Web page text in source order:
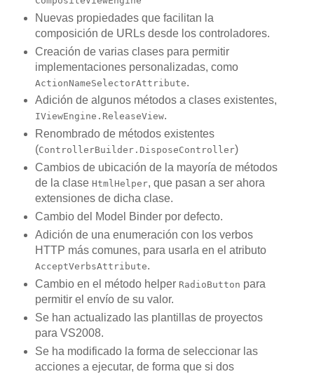
Nuevas propiedades que facilitan la
composición de URLs desde los controladores.
Creación de varias clases para permitir
implementaciones personalizadas, como
ActionNameSelectorAttribute.
Adición de algunos métodos a clases existentes,
IViewEngine.ReleaseView.
Renombrado de métodos existentes
(ControllerBuilder.DisposeController)
Cambios de ubicación de la mayoría de métodos
de la clase HtmlHelper, que pasan a ser ahora
extensiones de dicha clase.
Cambio del Model Binder por defecto.
Adición de una enumeración con los verbos
HTTP más comunes, para usarla en el atributo
AcceptVerbsAttribute.
Cambio en el método helper RadioButton para
permitir el envío de su valor.
Se han actualizado las plantillas de proyectos
para VS2008.
Se ha modificado la forma de seleccionar las
acciones a ejecutar, de forma que si dos